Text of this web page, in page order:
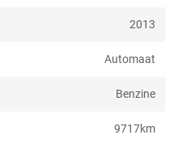
2013
Automaat
Benzine
9717km